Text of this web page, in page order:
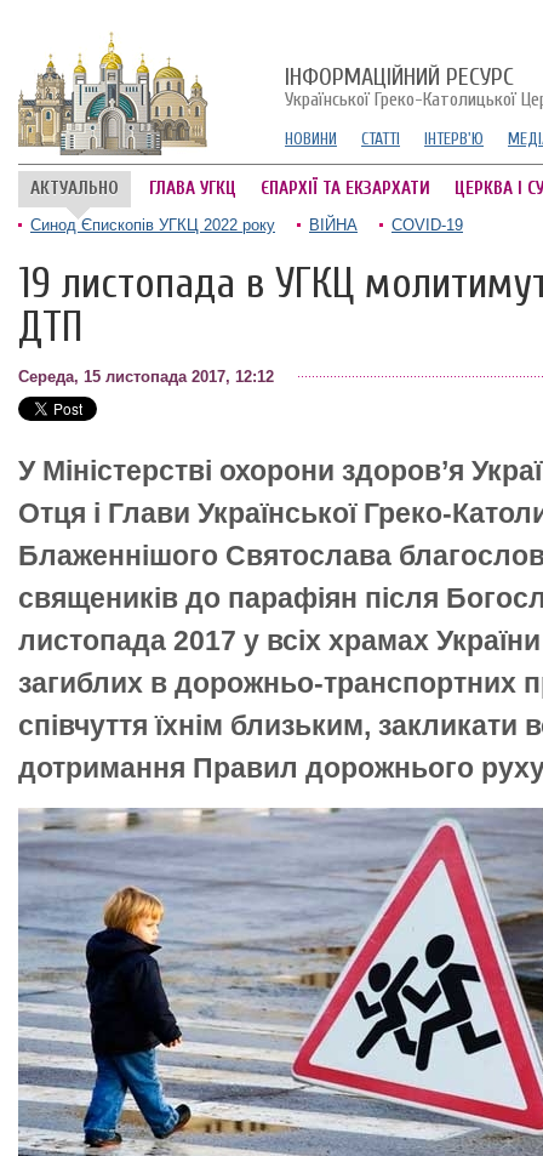
ІНФОРМАЦІЙНИЙ РЕСУРС
Української Греко-Католицької
НОВИНИ СТАТТІ ІНТЕРВ'Ю
АКТУАЛЬНО ГЛАВА УГКЦ ЄПАРХІЇ ТА ЕКЗАРХАТИ ЦЕРКВА І
Синод Єпископів УГКЦ 2022 року ВІЙНА COVID-19
19 листопада в УГКЦ
ДТП
Середа, 15 листопада 2017, 12:12
У Міністерстві охорони здоров’я
Отця і Глави Української Греко-
Блаженнішого Святослава
священиків до парафіян після
листопада 2017 у всіх храмах
загиблих в дорожньо-транспортних
співчуття їхнім близьким, закликати
дотримання Правил дорожнього